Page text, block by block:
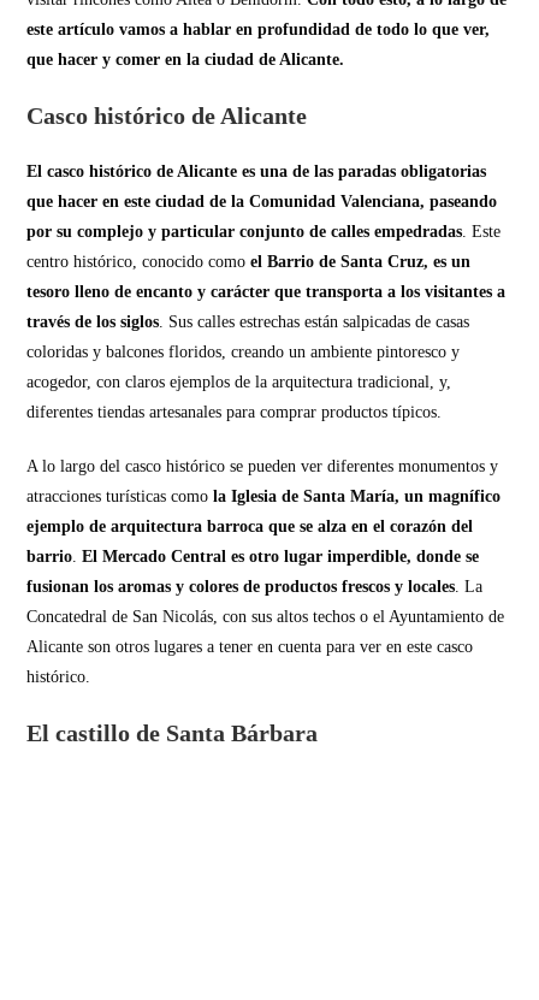
este artículo vamos a hablar en profundidad de todo lo que ver,
que hacer y comer en la ciudad de Alicante.
Casco histórico de Alicante
El casco histórico de Alicante es una de las paradas obligatorias
que hacer en este ciudad de la Comunidad Valenciana, paseando
por su complejo y particular conjunto de calles empedradas. Este
centro histórico, conocido comoel Barrio de Santa Cruz, es un
tesoro lleno de encanto y carácter que transporta a los visitantes a
través de los siglos. Sus calles estrechas están salpicadas de casas
coloridas y balcones floridos, creando un ambiente pintoresco y
acogedor, con claros ejemplos de la arquitectura tradicional, y,
diferentes tiendas artesanales para comprar productos típicos.
A lo largo del casco histórico se pueden ver diferentes monumentos y
atracciones turísticas como la Iglesia de Santa María, un magnífico
ejemplo de arquitectura barroca que se alza en el corazón del
barrio.El Mercado Central es otro lugar imperdible, donde se
fusionan los aromas y colores de productos frescos y locales. La
Concatedral de San Nicolás, con sus altos techos o el Ayuntamiento de
Alicante son otros lugares a tener en cuenta para ver en este casco
histórico.
El castillo de Santa Bárbara